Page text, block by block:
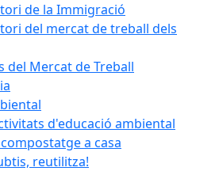
de la Immigració
del mercat de treball dels
del Mercat de Treball
d'educació ambiental
a casa
reutilitza!